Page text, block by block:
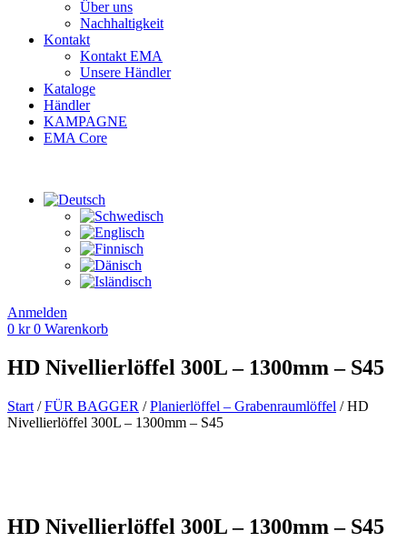
Über uns
Nachhaltigkeit
Kontakt
Kontakt EMA
Unsere Händler
Kataloge
Händler
KAMPAGNE
EMA Core
Anmelden
0 kr 0 Warenkorb
HD Nivellierlöffel 300L – 1300mm – S45
Start /FÜR BAGGER /Planierlöffel – Grabenraumlöffel / HD
Nivellierlöffel 300L – 1300mm – S45
HD Nivellierlöffel 300L – 1300mm – S45